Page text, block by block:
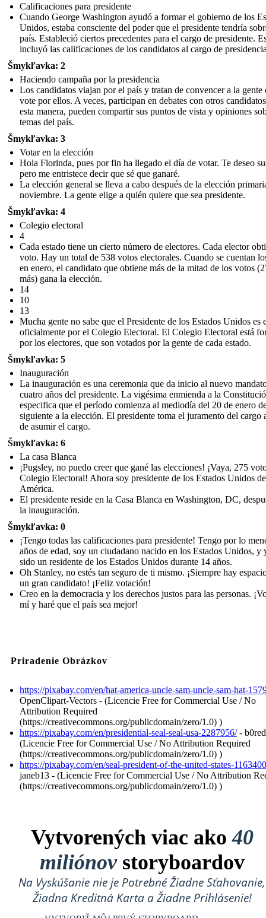
Calificaciones para presidente
Cuando George Washington ayudó a formar el gobierno de los
Unidos, estaba consciente del poder que el presidente tendría
país. Estableció ciertos precedentes para el cargo de presidente.
incluyó las calificaciones de los candidatos al cargo de
Šmykľavka: 2
Haciendo campaña por la presidencia
Los candidatos viajan por el país y tratan de convencer a la gente
vote por ellos. A veces, participan en debates con otros
esta manera, pueden compartir sus puntos de vista y opiniones
temas del país.
Šmykľavka: 3
Votar en la elección
Hola Florinda, pues por fin ha llegado el día de votar. Te deseo
pero me entristece decir que sé que ganaré.
La elección general se lleva a cabo después de la elección
noviembre. La gente elige a quién quiere que sea presidente.
Šmykľavka: 4
Colegio electoral
4
Cada estado tiene un cierto número de electores. Cada elector
voto. Hay un total de 538 votos electorales. Cuando se cuentan
en enero, el candidato que obtiene más de la mitad de los votos
más) gana la elección.
14
10
13
Mucha gente no sabe que el Presidente de los Estados Unidos es
oficialmente por el Colegio Electoral. El Colegio Electoral está
por los electores, que son votados por la gente de cada estado.
Šmykľavka: 5
Inauguración
La inauguración es una ceremonia que da inicio al nuevo
cuatro años del presidente. La vigésima enmienda a la
especifica que el período comienza al mediodía del 20 de enero
siguiente a la elección. El presidente toma el juramento del cargo
de asumir el cargo.
Šmykľavka: 6
La casa Blanca
¡Pugsley, no puedo creer que gané las elecciones! ¡Vaya, 275
Colegio Electoral! Ahora soy presidente de los Estados Unidos de
América.
El presidente reside en la Casa Blanca en Washington, DC,
la inauguración.
Šmykľavka: 0
¡Tengo todas las calificaciones para presidente! Tengo por lo
años de edad, soy un ciudadano nacido en los Estados Unidos, y
sido un residente de los Estados Unidos durante 14 años.
Oh Stanley, no estés tan seguro de ti mismo. ¡Siempre hay
un gran candidato! ¡Feliz votación!
Creo en la democracia y los derechos justos para las personas.
mí y haré que el país sea mejor!
Priradenie Obrázkov
https://pixabay.com/en/hat-america-uncle-sam-uncle-sam-hat-
OpenClipart-Vectors - (Licencie Free for Commercial Use / No
Attribution Required
(https://creativecommons.org/publicdomain/zero/1.0) )
https://pixabay.com/en/presidential-seal-seal-usa-2287956/-
(Licencie Free for Commercial Use / No Attribution Required
(https://creativecommons.org/publicdomain/zero/1.0) )
https://pixabay.com/en/seal-president-of-the-united-states-
janeb13 - (Licencie Free for Commercial Use / No Attribution
(https://creativecommons.org/publicdomain/zero/1.0) )
Vytvorených viac ako40
miliónovstoryboardov
Na Vyskúšanie nie je Potrebné Žiadne Sťahovanie,
Žiadna Kreditná Karta a Žiadne Prihlásenie!